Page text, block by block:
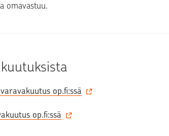
omavastuu.
op.fi:ssä‍
op.fi:ssä‍